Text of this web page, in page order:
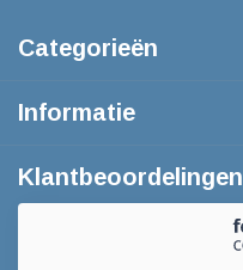
Categorieën
Informatie
Klantbeoordelingen